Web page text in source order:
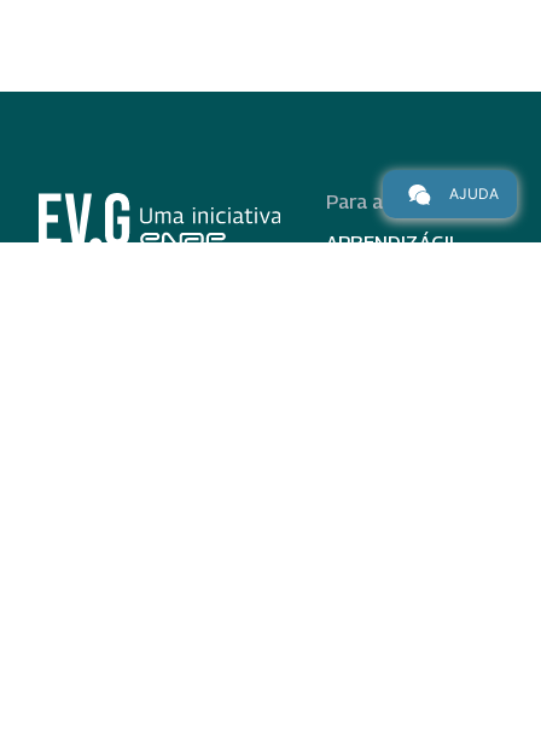
Para alunos
APRENDIZÁGIL
AJUDA